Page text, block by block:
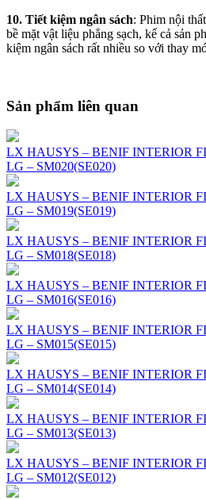
10. Tiết kiệm ngân sách: Phim nội
bề mặt vật liệu phẳng sạch, kể cả sản
kiệm ngân sách rất nhiều so với thay
Sản phẩm liên quan
LX HAUSYS – BENIF INTERIOR
LG – SM020(SE020)
LX HAUSYS – BENIF INTERIOR
LG – SM019(SE019)
LX HAUSYS – BENIF INTERIOR
LG – SM018(SE018)
LX HAUSYS – BENIF INTERIOR
LG – SM016(SE016)
LX HAUSYS – BENIF INTERIOR
LG – SM015(SE015)
LX HAUSYS – BENIF INTERIOR
LG – SM014(SE014)
LX HAUSYS – BENIF INTERIOR
LG – SM013(SE013)
LX HAUSYS – BENIF INTERIOR
LG – SM012(SE012)